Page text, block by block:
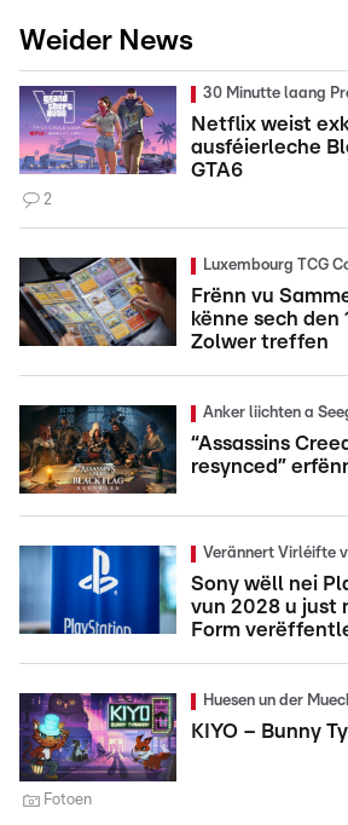
Weider News
30 Minutte laang
Netflix weist
ausféierleche
GTA6
2
Luxembourg TCG
Frënn vu
kënne sech den
Zolwer treffen
Anker liichten a
“Assassins
resynced”
Verännert Virléifte
Sony wëll nei
vun 2028 u just
Form
Huesen un der
KIYO – Bunny
Fotoen